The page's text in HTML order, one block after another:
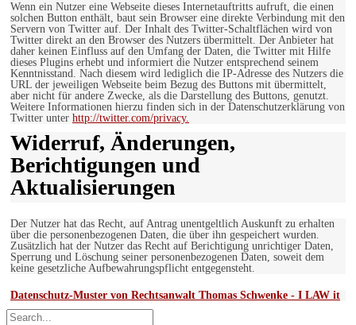
Wenn ein Nutzer eine Webseite dieses Internetauftritts aufruft, die einen
solchen Button enthält, baut sein Browser eine direkte Verbindung mit den
Servern von Twitter auf. Der Inhalt des Twitter-Schaltflächen wird von
Twitter direkt an den Browser des Nutzers übermittelt. Der Anbieter hat
daher keinen Einfluss auf den Umfang der Daten, die Twitter mit Hilfe
dieses Plugins erhebt und informiert die Nutzer entsprechend seinem
Kenntnisstand. Nach diesem wird lediglich die IP-Adresse des Nutzers die
URL der jeweiligen Webseite beim Bezug des Buttons mit übermittelt,
aber nicht für andere Zwecke, als die Darstellung des Buttons, genutzt.
Weitere Informationen hierzu finden sich in der Datenschutzerklärung von
Twitter unter http://twitter.com/privacy.
Widerruf, Änderungen,
Berichtigungen und
Aktualisierungen
Der Nutzer hat das Recht, auf Antrag unentgeltlich Auskunft zu erhalten
über die personenbezogenen Daten, die über ihn gespeichert wurden.
Zusätzlich hat der Nutzer das Recht auf Berichtigung unrichtiger Daten,
Sperrung und Löschung seiner personenbezogenen Daten, soweit dem
keine gesetzliche Aufbewahrungspflicht entgegensteht.
Datenschutz-Muster von Rechtsanwalt Thomas Schwenke - I LAW it